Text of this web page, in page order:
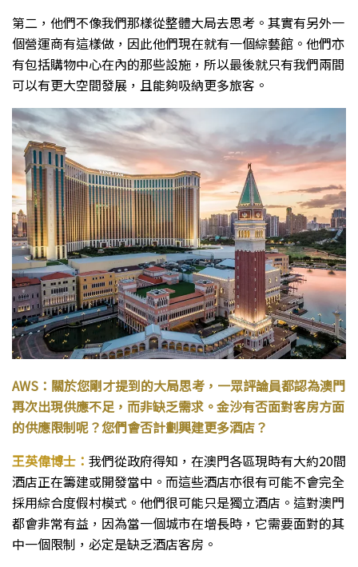
第二，他們不像我們那樣從整體大局去思考。其實有另外一
個營運商有這樣做，因此他們現在就有一個綜藝館。他們亦
有包括購物中心在內的那些設施，所以最後就只有我們兩間
可以有更大空間發展，且能夠吸納更多旅客。
AWS：關於您剛才提到的大局思考，一眾評論員都認為澳門
再次出現供應不足，而非缺乏需求。金沙有否面對客房方面
的供應限制呢？您們會否計劃興建更多酒店？
王英偉博士： 我們從政府得知，在澳門各區現時有大約20間
酒店正在籌建或開發當中。而這些酒店亦很有可能不會完全
採用綜合度假村模式。他們很可能只是獨立酒店。這對澳門
都會非常有益，因為當一個城市在增長時，它需要面對的其
中一個限制，必定是缺乏酒店客房。